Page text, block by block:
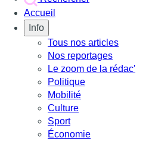
Accueil
Info
Tous nos articles
Nos reportages
Le zoom de la rédac'
Politique
Mobilité
Culture
Sport
Économie